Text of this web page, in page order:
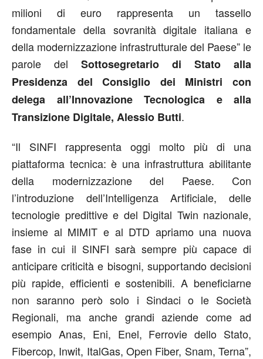
milioni di euro rappresenta un tassello
fondamentale della sovranità digitale italiana e
della modernizzazione infrastrutturale del Paese” le
parole del Sottosegretario di Stato alla
Presidenza del Consiglio dei Ministri con
delega all’Innovazione Tecnologica e alla
Transizione Digitale, Alessio Butti.
“Il SINFI rappresenta oggi molto più di una
piattaforma tecnica: è una infrastruttura abilitante
della modernizzazione del Paese. Con
l’introduzione dell’Intelligenza Artificiale, delle
tecnologie predittive e del Digital Twin nazionale,
insieme al MIMIT e al DTD apriamo una nuova
fase in cui il SINFI sarà sempre più capace di
anticipare criticità e bisogni, supportando decisioni
più rapide, efficienti e sostenibili. A beneficiarne
non saranno però solo i Sindaci o le Società
Regionali, ma anche grandi aziende come ad
esempio Anas, Eni, Enel, Ferrovie dello Stato,
Fibercop, Inwit, ItalGas, Open Fiber, Snam, Terna”,